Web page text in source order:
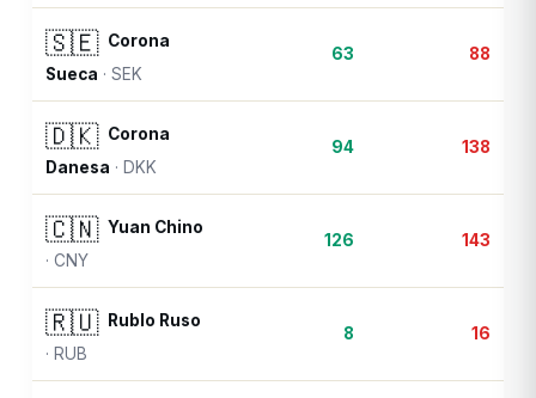
🇸🇪 Corona
Sueca ·SEK
63 88
🇩🇰 Corona
Danesa · DKK
94 138
🇨🇳 Yuan Chino
·CNY
126 143
🇷🇺
Rublo Ruso
· RUB
8 16